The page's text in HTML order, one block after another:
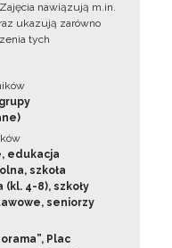
nawiązują m.in.
ukazują zarówno
tych
edukacja
szkoła
4-8), szkoły
seniorzy
Plac